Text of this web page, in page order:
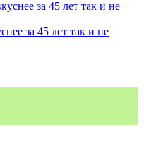
за 45 лет так и не